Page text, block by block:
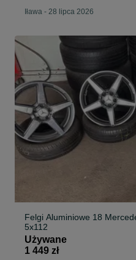
Iława - 28 lipca 2026
Felgi Aluminiowe 18
5x112
Używane
1 449 zł